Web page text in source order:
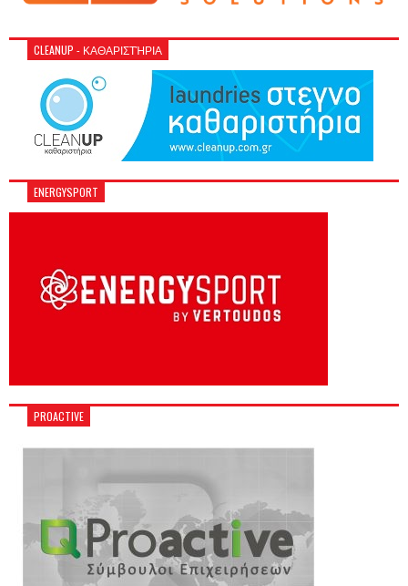
CLEANUP - ΚΑΘΑΡΙΣΤΉΡΙΑ
ENERGYSPORT
PROACTIVE